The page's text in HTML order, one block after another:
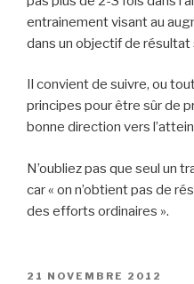
entrainement visant au
dans un objectif de résultat
Il convient de suivre, ou
principes pour être sûr de
bonne direction vers
N’oubliez pas que seul un
car « on n’obtient pas de
des efforts ordinaires ».
PUBLIÉ
21 NOVEMBRE 2012